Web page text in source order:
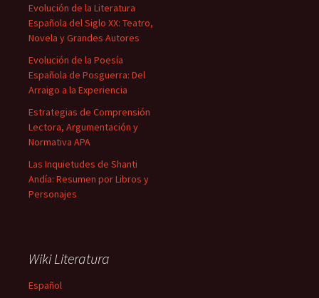
Evolución de la Literatura
Española del Siglo XX: Teatro,
Novela y Grandes Autores
Evolución de la Poesía
Española de Posguerra: Del
Arraigo a la Experiencia
Estrategias de Comprensión
Lectora, Argumentación y
Normativa APA
Las Inquietudes de Shanti
Andía: Resumen por Libros y
Personajes
Wiki Literatura
Español